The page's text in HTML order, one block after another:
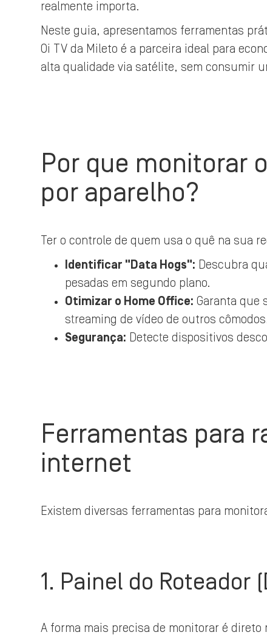
realmente importa.
Neste guia, apresentamos ferramentas
Oi TV da Mileto é a parceira ideal para
alta qualidade via satélite, sem consumir
Por que monitorar
por aparelho?
Ter o controle de quem usa o quê na sua
Identificar "Data Hogs": Descubra
pesadas em segundo plano.
Otimizar o Home Office: Garanta que
streaming de vídeo de outros
Segurança: Detecte dispositivos
Ferramentas para
internet
Existem diversas ferramentas para
1. Painel do Roteador
A forma mais precisa de monitorar é